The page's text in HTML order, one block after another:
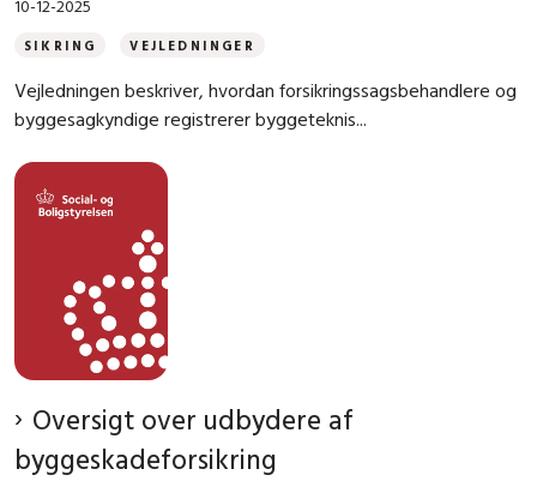
10-12-2025
SIKRING VEJLEDNINGER
Vejledningen beskriver, hvordan forsikringssagsbehandlere og
byggesagkyndige registrerer byggeteknis...
Oversigt over udbydere af
byggeskadeforsikring